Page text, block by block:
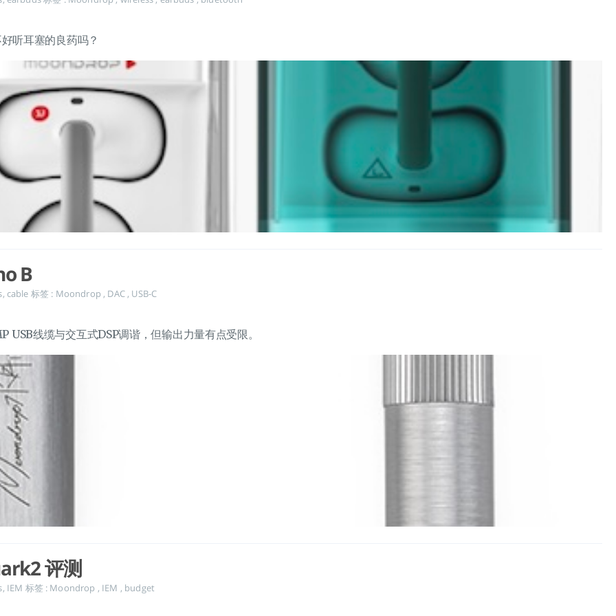
听耳塞的良药吗？
B
, cable 标签 : Moondrop , DAC , USB-C
USB线缆与交互式DSP调谐，但输出力量有点受限。
评测
, IEM 标签 : Moondrop , IEM , budget